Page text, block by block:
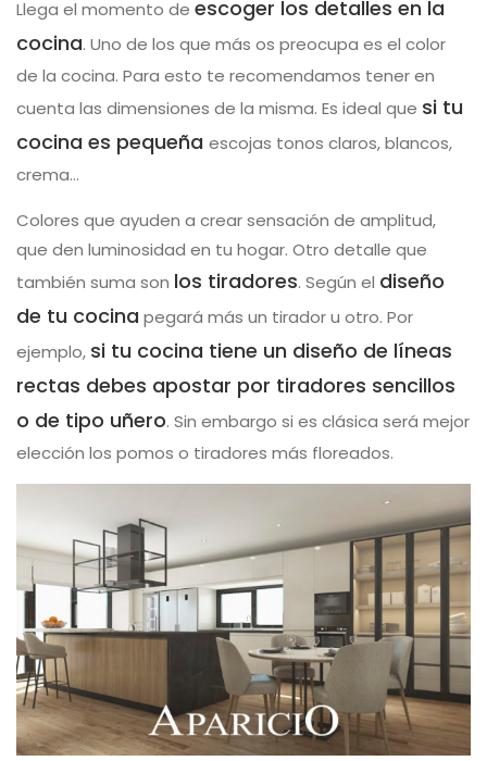
Llega el momento de escoger los detalles en la
cocina. Uno de los que más os preocupa es el color
de la cocina. Para esto te recomendamos tener en
cuenta las dimensiones de la misma. Es ideal que si tu
cocina es pequeña escojas tonos claros, blancos,
crema…
Colores que ayuden a crear sensación de amplitud,
que den luminosidad en tu hogar. Otro detalle que
también suma son los tiradores. Según el diseño
de tu cocina pegará más un tirador u otro. Por
ejemplo, si tu cocina tiene un diseño de líneas
rectas debes apostar por tiradores sencillos
o de tipo uñero. Sin embargo si es clásica será mejor
elección los pomos o tiradores más floreados.